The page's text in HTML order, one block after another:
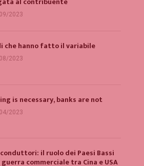
2023
che hanno fatto il variabile
2023
is necessary, banks are not
2023
il ruolo dei Paesi Bassi
commerciale tra Cina e USA